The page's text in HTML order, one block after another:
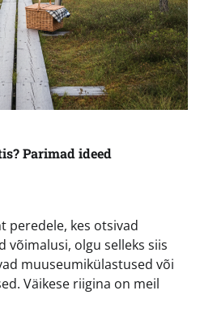
Parimad ideed
peredele, kes otsivad
võimalusi, olgu selleks siis
muuseumikülastused või
Väikese riigina on meil